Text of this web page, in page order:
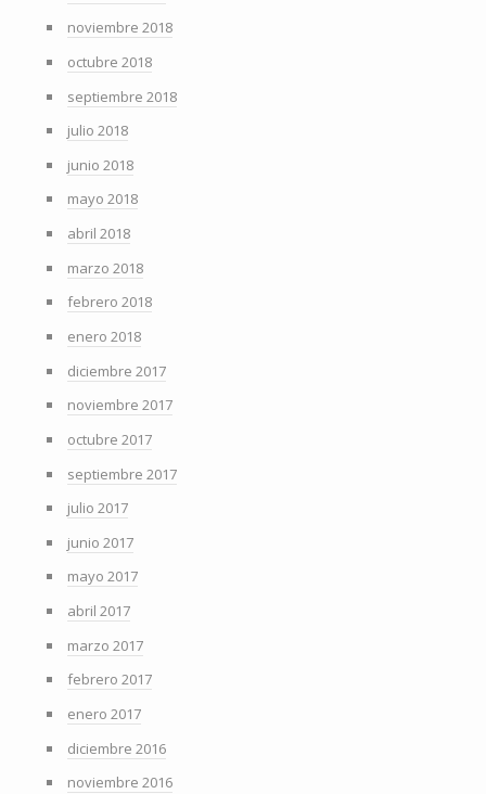
noviembre 2018
octubre 2018
septiembre 2018
julio 2018
junio 2018
mayo 2018
abril 2018
marzo 2018
febrero 2018
enero 2018
diciembre 2017
noviembre 2017
octubre 2017
septiembre 2017
julio 2017
junio 2017
mayo 2017
abril 2017
marzo 2017
febrero 2017
enero 2017
diciembre 2016
noviembre 2016